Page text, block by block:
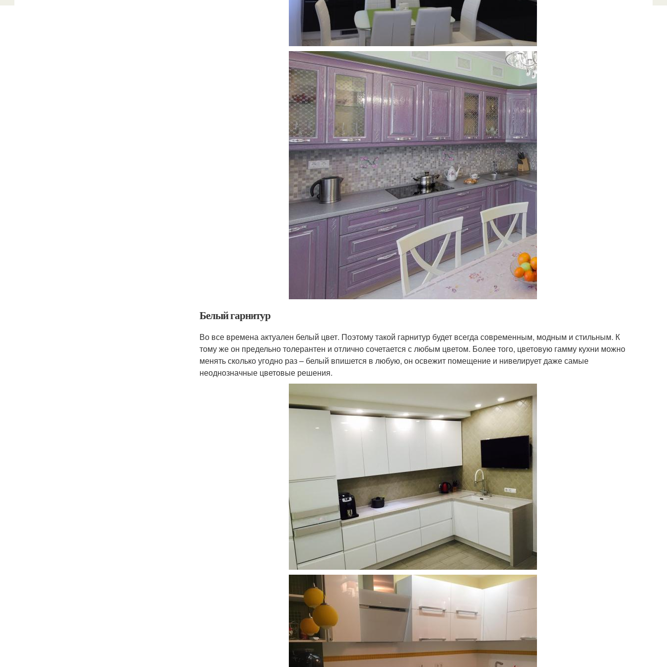
Белый гарнитур
Во все времена актуален белый цвет. Поэтому такой гарнитур будет всегда современным, модным и стильным. К
тому же он предельно толерантен и отлично сочетается с любым цветом. Более того, цветовую гамму кухни можно
менять сколько угодно раз – белый впишется в любую, он освежит помещение и нивелирует даже самые
неоднозначные цветовые решения.